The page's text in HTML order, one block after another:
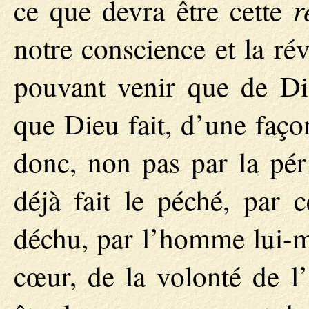
ce que devra être cette
notre conscience et la
pouvant venir que de
que Dieu fait, d’une
donc, non pas par la
déjà fait le péché, par
déchu, par l’homme lui-
cœur, de la volonté de